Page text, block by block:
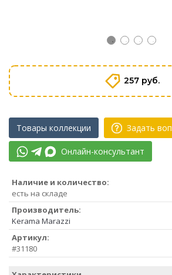
257 руб.
Товары коллекции Задать
Онлайн-консультант
Наличие и количество:
есть на складе
Производитель:
Kerama Marazzi
Артикул:
#31180